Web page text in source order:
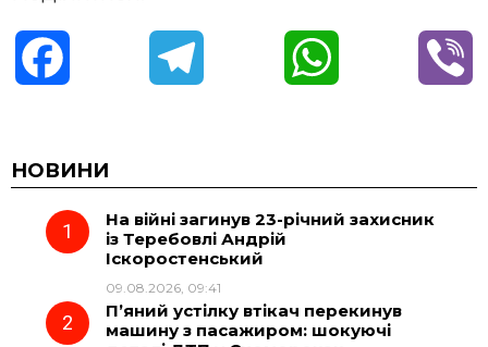
c
e
o
e
r
t
A
НОВИНИ
На війні загинув 23-річний захисник
із Теребовлі Андрій
Іскоростенський
09.08.2026, 09:41
П’яний устілку втікач перекинув
машину з пасажиром: шокуючі